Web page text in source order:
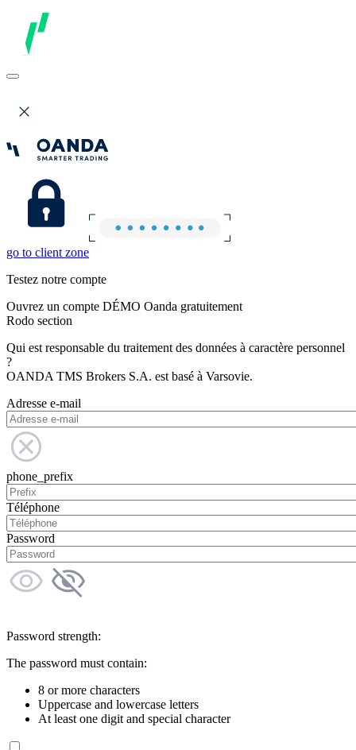
go to client zone
Testez notre compte
Ouvrez un compte DÉMO Oanda gratuitement
Rodo section
Qui est responsable du traitement des données à caractère personnel
?
OANDA TMS Brokers S.A. est basé à Varsovie.
Adresse e-mail
phone_prefix
Téléphone
Password
Password strength:
The password must contain:
8 or more characters
Uppercase and lowercase letters
At least one digit and special character